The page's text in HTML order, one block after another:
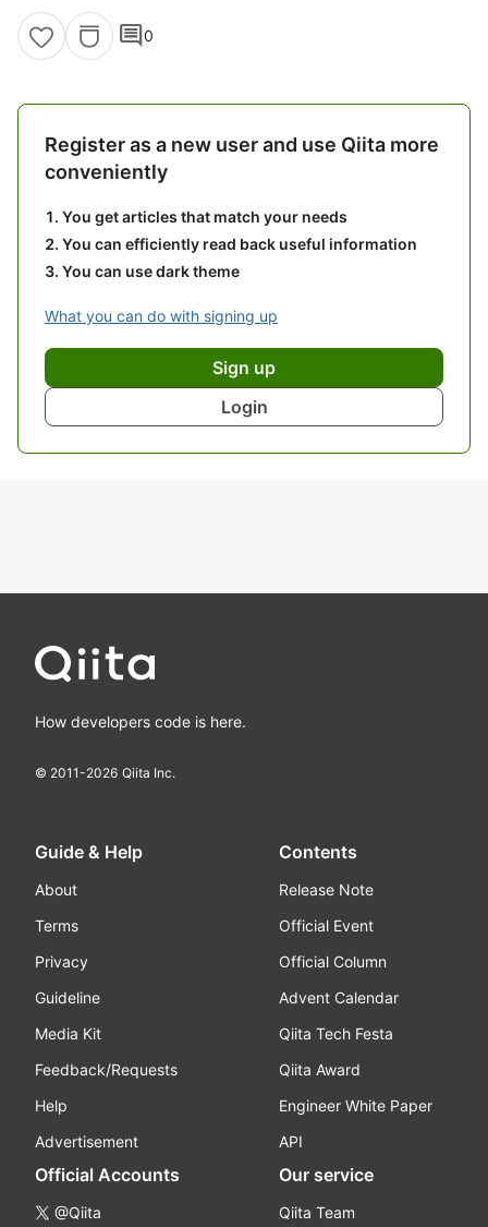
comment0
Register as a new user and use Qiita more
conveniently
You get articles that match your needs
You can efficiently read back useful information
You can use dark theme
What you can do with signing up
Sign up
Login
How developers code is here.
© 2011-2026 Qiita Inc.
Guide & Help
About
Terms
Privacy
Guideline
Media Kit
Feedback/Requests
Help
Advertisement
Contents
Release Note
Official Event
Official Column
Advent Calendar
Qiita Tech Festa
Qiita Award
Engineer White Paper
API
Official Accounts
@Qiita
Our service
Qiita Team